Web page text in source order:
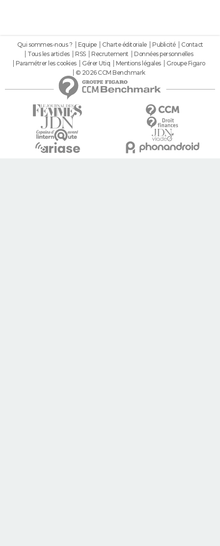
Qui sommes-nous ? Equipe Charte éditoriale Publicité
Contact
Tous les articles
RSS Recrutement
Données personnelles
Paramétrer les cookies
Gérer Utiq Mentions légales
Groupe Figaro
© 2026 CCM Benchmark